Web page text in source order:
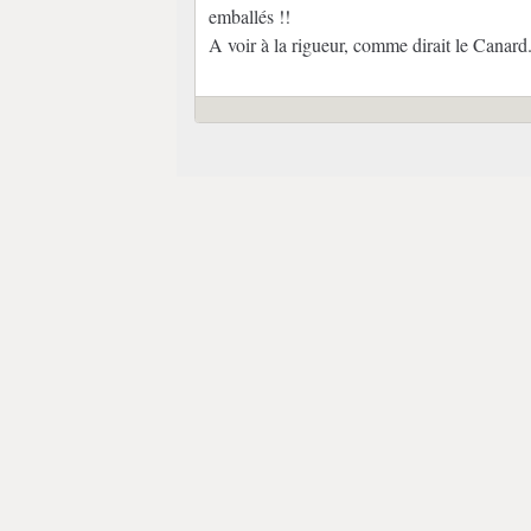
emballés !!
A voir à la rigueur, comme dirait le